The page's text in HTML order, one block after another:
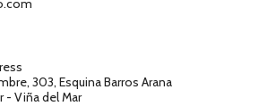
303, Esquina Barros Arana
- Viña del Mar